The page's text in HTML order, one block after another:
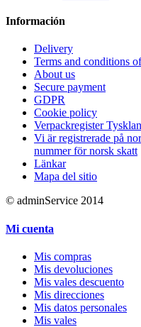
Información
Delivery
Terms and conditions
About us
Secure payment
GDPR
Cookie policy
Verpackregister
Vi är registrerade på
nummer för norsk skatt
Länkar
Mapa del sitio
© adminService 2014
Mi cuenta
Mis compras
Mis devoluciones
Mis vales descuento
Mis direcciones
Mis datos personales
Mis vales